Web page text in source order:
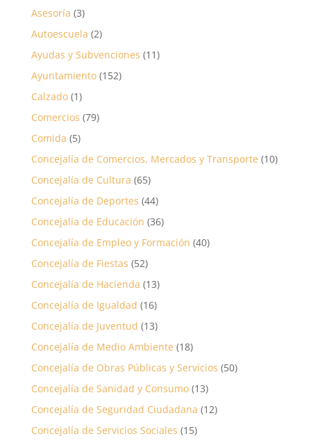
Asesoría (3)
Autoescuela (2)
Ayudas y Subvenciones (11)
Ayuntamiento(152)
Calzado(1)
Comercios (79)
Comida (5)
Concejalía de Comercios, Mercados y Transporte (10)
Concejalía de Cultura (65)
Concejalía de Deportes (44)
Concejalía de Educación (36)
Concejalía de Empleo y Formación (40)
Concejalía de Fiestas (52)
Concejalía de Hacienda (13)
Concejalía de Igualdad (16)
Concejalía de Juventud (13)
Concejalía de Medio Ambiente (18)
Concejalía de Obras Públicas y Servicios (50)
Concejalía de Sanidad y Consumo(13)
Concejalía de Seguridad Ciudadana (12)
Concejalía de Servicios Sociales (15)